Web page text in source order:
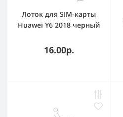
Лоток для SIM-карты
Huawei Y6 2018 черный
16.00р.